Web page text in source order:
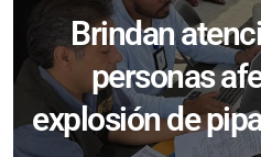
Brindan
personas
explosión de